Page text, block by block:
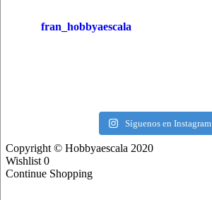
fran_hobbyaescala
Síguenos en Instagram
Copyright © Hobbyaescala 2020
Wishlist 0
Continue Shopping